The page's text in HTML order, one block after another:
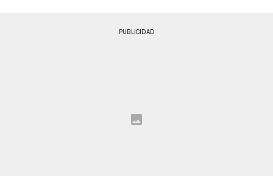
PUBLICIDAD